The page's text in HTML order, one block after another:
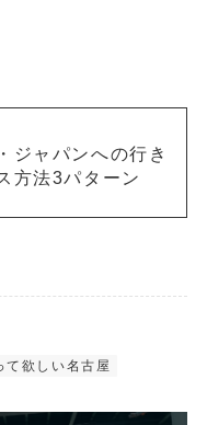
方法3パターン
て欲しい名古屋